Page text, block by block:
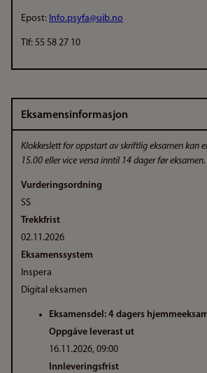
Epost: Info.psyfa@uib.no
Tlf: 55 58 27 10
Eksamensinformasjon
Klokkeslett for oppstart av skriftlig eksamen kan
15.00 eller vice versa inntil 14 dager før eksamen.
Vurderingsordning
SS
Trekkfrist
02.11.2026
Eksamenssystem
Inspera
Digital eksamen
Eksamensdel: 4 dagers
Oppgåve leverast ut
16.11.2026, 09:00
Innleveringsfrist